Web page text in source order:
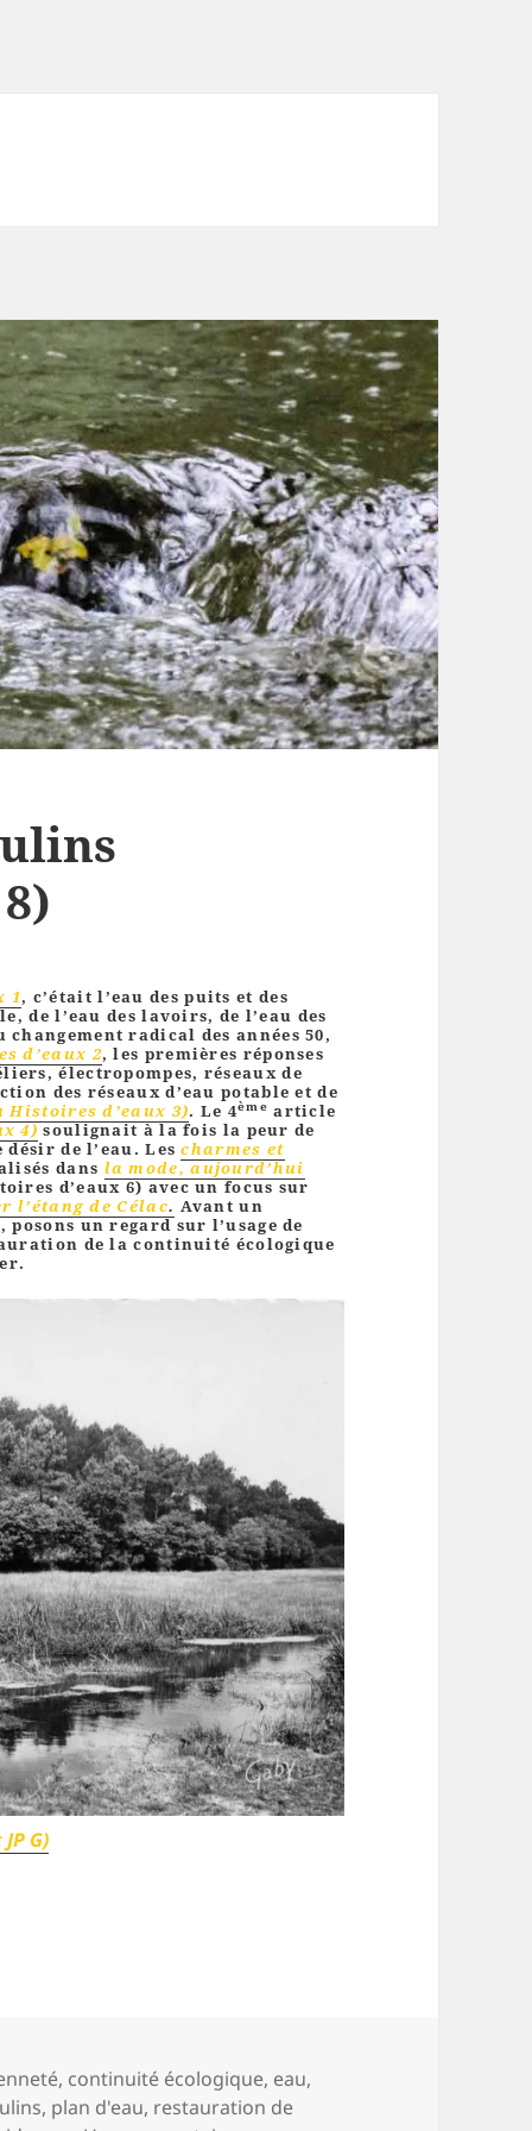
1, c’était l’eau des puits et des
de l’eau des lavoirs, de l’eau des
radical des années 50,
d’eaux 2, les premières réponses
électropompes, réseaux de
des réseaux d’eau potable et de
Histoires d’eaux 3). Le 4ème article
4) soulignait à la fois la peur de
désir de l’eau. Lescharmes et
dans la mode, aujourd’hui
d’eaux 6) avec un focus sur
l’étang de Célac. Avant un
un regard sur l’usage de
de la continuité écologique
G)
(Histoires d’eaux 8)
, continuité écologique, eau,
, plan d'eau, restauration de